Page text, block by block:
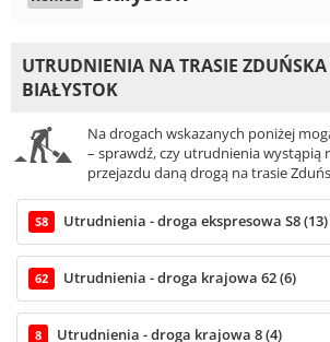
UTRUDNIENIA NA TRASIE
BIAŁYSTOK
Na drogach wskazanych poniżej
– sprawdź, czy utrudnienia wystąpią
przejazdu daną drogą na trasie
S8 Utrudnienia - droga ekspresowa S8 (13)
62 Utrudnienia - droga krajowa 62 (6)
8 Utrudnienia - droga krajowa 8 (4)